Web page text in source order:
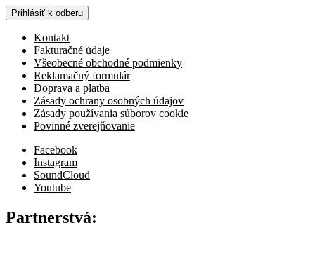
Prihlásiť k odberu
Kontakt
Fakturačné údaje
Všeobecné obchodné podmienky
Reklamačný formulár
Doprava a platba
Zásady ochrany osobných údajov
Zásady používania súborov cookie
Povinné zverejňovanie
Facebook
Instagram
SoundCloud
Youtube
Partnerstvá: